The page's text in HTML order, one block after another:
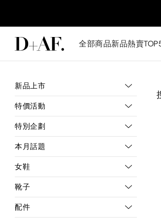
全部商品新品熱賣
新品上市
特價活動
特別企劃
本月話題
女鞋
靴子
配件